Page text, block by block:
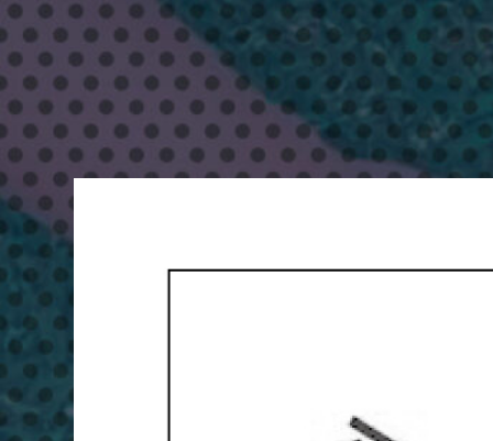
な〜
ざ
と
エ
イ
サ
ー
り
＆
ハ